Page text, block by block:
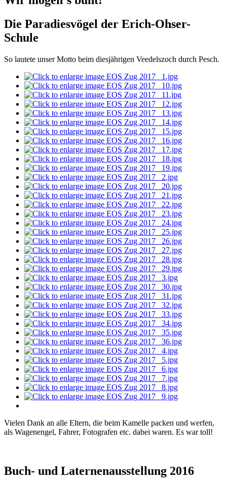
Die Paradiesvögel der Erich-Ohser-
Schule
So lautete unser Motto beim diesjährigen Veedelszoch durch Pesch.
Vielen Dank an alle Eltern, die beim Kamelle packen und werfen,
als Wagenengel, Fahrer, Fotografen etc. dabei waren. Es war toll!
Buch- und Laternenausstellung 2016